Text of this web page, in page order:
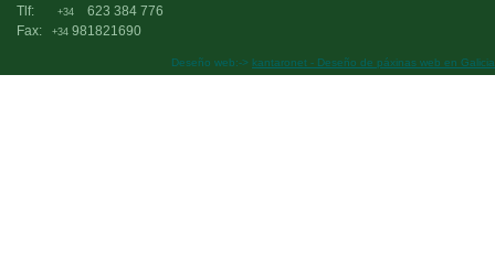
Tlf:
+34
623 384 776
Fax:
+34 981821690
Deseño web:-> kantaronet - Deseño de páxinas web en Galicia